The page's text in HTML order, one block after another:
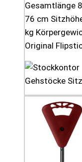
Gesamtlänge
76 cm
kg
Original